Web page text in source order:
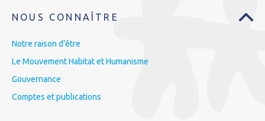
NOUS CONNAÎTRE
Notre raison d’être
Le Mouvement Habitat et Humanisme
Gouvernance
Comptes et publications